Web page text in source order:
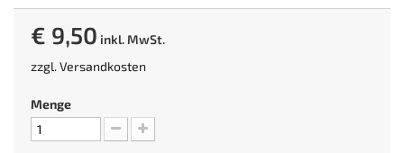
€ 9,50 inkl. MwSt.
zzgl.Versandkosten
Menge